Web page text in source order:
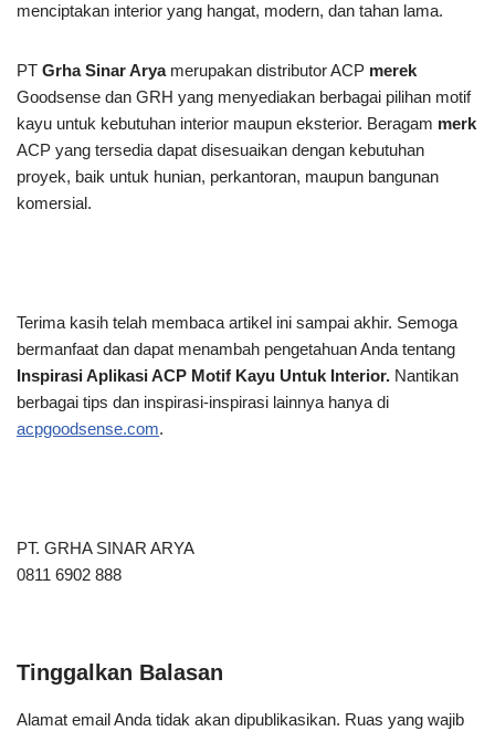
menciptakan interior yang hangat, modern, dan tahan lama.
PT Grha Sinar Aryamerupakan distributor ACP merek
Goodsense dan GRH yang menyediakan berbagai pilihan motif
kayu untuk kebutuhan interior maupun eksterior. Beragam merk
ACP yang tersedia dapat disesuaikan dengan kebutuhan
proyek, baik untuk hunian, perkantoran, maupun bangunan
komersial.
Terima kasih telah membaca artikel ini sampai akhir. Semoga
bermanfaat dan dapat menambah pengetahuan Anda tentang
Inspirasi Aplikasi ACP Motif Kayu Untuk Interior. Nantikan
berbagai tips dan inspirasi-inspirasi lainnya hanya di
acpgoodsense.com.
PT. GRHA SINAR ARYA
0811 6902 888
Tinggalkan Balasan
Alamat email Anda tidak akan dipublikasikan. Ruas yang wajib